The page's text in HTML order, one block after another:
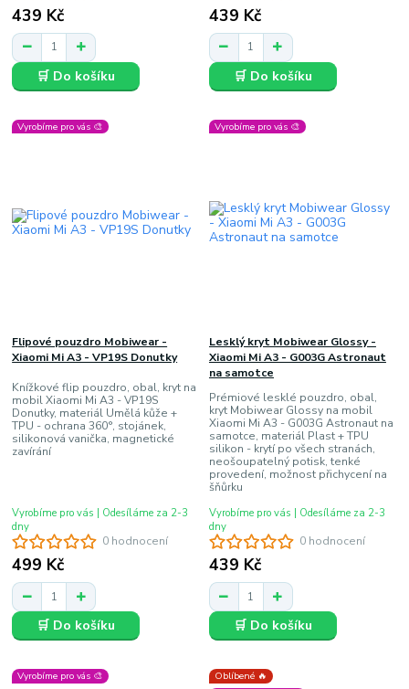
439 Kč
🛒 Do košíku
439 Kč
🛒 Do košíku
Vyrobíme pro vás 🎨
0 hodnocení
Flipové pouzdro Mobiwear -
Xiaomi Mi A3 - VP19S Donutky
Knížkové flip pouzdro, obal, kryt na
mobil Xiaomi Mi A3 - VP19S
Donutky, materiál Umělá kůže +
TPU - ochrana 360°, stojánek,
silikonová vanička, magnetické
zavírání
499 Kč
Vyrobíme pro vás | Odesíláme za 2-3
dny
🛒 Do košíku
Vyrobíme pro vás 🎨
0 hodnocení
Lesklý kryt Mobiwear Glossy -
Xiaomi Mi A3 - G003G Astronaut
na samotce
Prémiové lesklé pouzdro, obal,
kryt Mobiwear Glossy na mobil
Xiaomi Mi A3 - G003G Astronaut na
samotce, materiál Plast + TPU
silikon - krytí po všech stranách,
neošoupatelný potisk, tenké
provedení, možnost přichycení na
šňůrku
439 Kč
Vyrobíme pro vás | Odesíláme za 2-3
dny
🛒 Do košíku
Vyrobíme pro vás 🎨
Oblíbené 🔥